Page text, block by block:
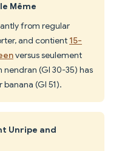
Même
from regular
and contient 15-
versus seulement
nendran (GI 30-35) has
(GI 51).
Unripe and